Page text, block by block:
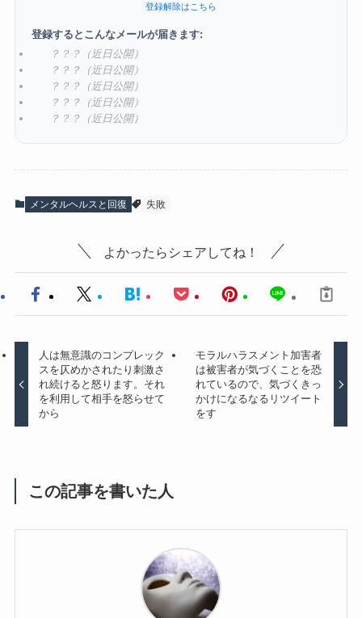
登録解除はこちら
登録するとこんなメールが届きます:
？？？（近日公開）
？？？（近日公開）
？？？（近日公開）
？？？（近日公開）
？？？（近日公開）
メンタルヘルスと回復 失敗
よかったらシェアしてね！
人は無意識のコンプレック
スを仄めかされたり刺激さ
れ続けると怒ります。それ
を利用して相手を怒らせて
から
モラルハラスメント加害者
は被害者が気づくことを恐
れているので、気づくきっ
かけになるなるリツイート
をす
この記事を書いた人